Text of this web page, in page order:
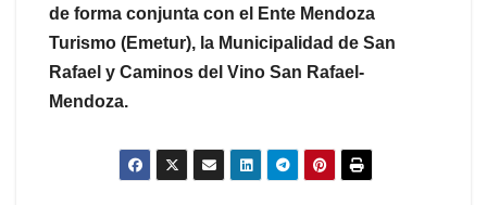
de forma conjunta con el Ente Mendoza
Turismo (Emetur), la Municipalidad de San
Rafael y Caminos del Vino San Rafael-
Mendoza.